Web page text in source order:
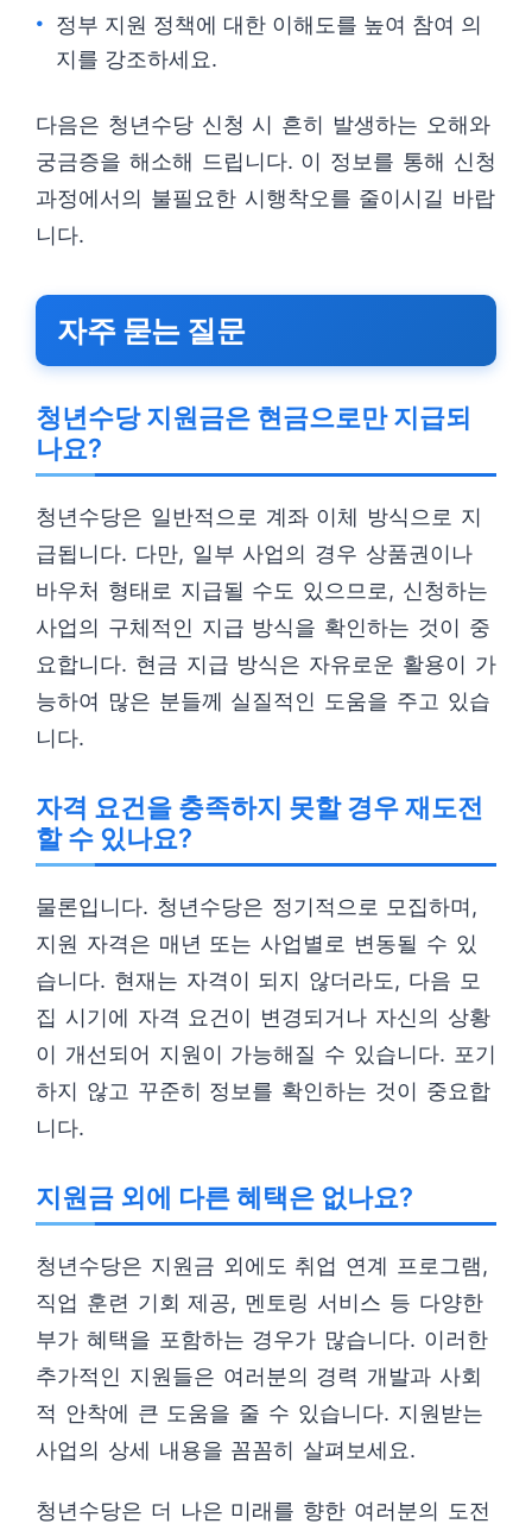
정부 지원 정책에 대한 이해도를 높여 참여 의
지를 강조하세요.
다음은 청년수당 신청 시 흔히 발생하는 오해와
궁금증을 해소해 드립니다. 이 정보를 통해 신청
과정에서의 불필요한 시행착오를 줄이시길 바랍
니다.
자주 묻는 질문
청년수당 지원금은 현금으로만 지급되
나요?
청년수당은 일반적으로 계좌 이체 방식으로 지
급됩니다. 다만, 일부 사업의 경우 상품권이나
바우처 형태로 지급될 수도 있으므로, 신청하는
사업의 구체적인 지급 방식을 확인하는 것이 중
요합니다. 현금 지급 방식은 자유로운 활용이 가
능하여 많은 분들께 실질적인 도움을 주고 있습
니다.
자격 요건을 충족하지 못할 경우 재도전
할 수 있나요?
물론입니다. 청년수당은 정기적으로 모집하며,
지원 자격은 매년 또는 사업별로 변동될 수 있
습니다. 현재는 자격이 되지 않더라도, 다음 모
집 시기에 자격 요건이 변경되거나 자신의 상황
이 개선되어 지원이 가능해질 수 있습니다. 포기
하지 않고 꾸준히 정보를 확인하는 것이 중요합
니다.
지원금 외에 다른 혜택은 없나요?
청년수당은 지원금 외에도 취업 연계 프로그램,
직업 훈련 기회 제공, 멘토링 서비스 등 다양한
부가 혜택을 포함하는 경우가 많습니다. 이러한
추가적인 지원들은 여러분의 경력 개발과 사회
적 안착에 큰 도움을 줄 수 있습니다. 지원받는
사업의 상세 내용을 꼼꼼히 살펴보세요.
청년수당은 더 나은 미래를 향한 여러분의 도전